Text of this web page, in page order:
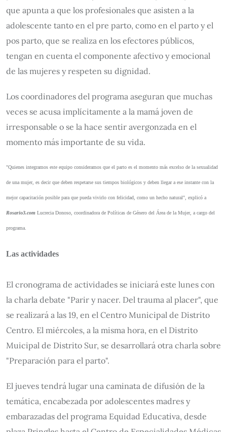
que apunta a que los profesionales que asisten a la
adolescente tanto en el pre parto, como en el parto y el
pos parto, que se realiza en los efectores públicos,
tengan en cuenta el componente afectivo y emocional
de las mujeres y respeten su dignidad.
Los coordinadores del programa aseguran que muchas
veces se acusa implícitamente a la mamá joven de
irresponsable o se la hace sentir avergonzada en el
momento más importante de su vida.
"Quienes integramos este equipo consideramos que el parto es el momento más excelso de la sexualidad
de una mujer, es decir que deben respetarse sus tiempos biológicos y deben llegar a ese instante con la
mejor capacitación posible para que pueda vivirlo con felicidad, como un hecho natural", explicó a
Rosario3.com Lucrecia Donoso, coordinadora de Políticas de Género del Área de la Mujer, a cargo del
programa.
Las actividades
El cronograma de actividades se iniciará este lunes con
la charla debate "Parir y nacer. Del trauma al placer", que
se realizará a las 19, en el Centro Municipal de Distrito
Centro. El miércoles, a la misma hora, en el Distrito
Muicipal de Distrito Sur, se desarrollará otra charla sobre
"Preparación para el parto".
El jueves tendrá lugar una caminata de difusión de la
temática, encabezada por adolescentes madres y
embarazadas del programa Equidad Educativa, desde